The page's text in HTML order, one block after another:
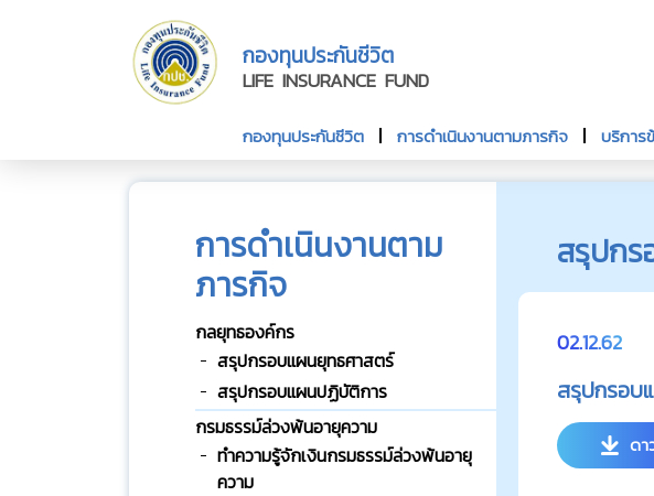
กองทุนประกันชีวิต
LIFE INSURANCE FUND
กองทุนประกันชีวิต การดำเนินงานตามภารกิจ บริการ
การดำเนินงานตาม
ภารกิจ
กลยุทธองค์กร
สรุปกรอบแผนยุทธศาสตร์
สรุปกรอบแผนปฏิบัติการ
กรมธรรม์ล่วงพ้นอายุความ
ทําความรู้จักเงินกรมธรรม์ล่วงพ้นอายุ
ความ
สรุปก
02.12.62
สรุปกรอบ
ดา